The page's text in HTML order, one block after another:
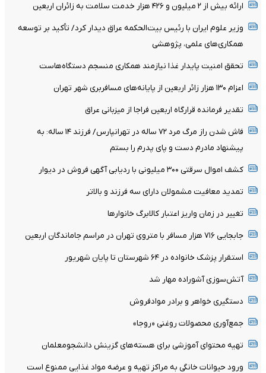
ارائه بیش از ۲ میلیون و ۴۲۶ هزار خدمت سلامت به زائران اربعین
وزیر علوم ایران با رئیس بیت‌الحکمه عراق دیدار کرد/ تأکید بر توسعه
همکاری‌های علمی، پژوهشی
تحقق امنیت پایدار غذا نیازمند همکاری منسجم دستگاه‌‌هاست
اعزام ۱۳۰ هزار زائر اربعین از پایانه‌های مسافربری شهر تهران
تقدیر فرمانده قرارگاه اربعین فراجا از میزبانی عراق
فاش شدن راز مرگ مرد ۷۲ ساله در تهرانپارس/ فرزند ۱۴ ساله: به
پیشنهاد مادرم دست و پای پدرم را بستم
کشف اموال سرقتی ۳۰۰ میلیونی با ردیابی آگهی فروش در دیوار
تمدید معافیت مشمولان دارای سه فرزند و بالا‌تر
تغییر در زمان واریز اعتبار کالابرگ خانوار‌ها
جابجایی ۷۱۶ هزار مسافر با متروی تهران در مراسم جاماندگان اربعین
استقرار پزشک خانواده در ۶۴ شهرستان تا پایان شهریور
آتش‌سوزی آشوراده مهار شد
دستگیری خواهر و برادر موادفروش
جمع‌آوری محصولات روغنی «روجا»
تهیه محتوای آموزشی برای هسته‌های گزینش دانشجومعلمان
ورود حیوانات خانگی به مراکز تهیه و عرضه مواد غذایی ممنوع است